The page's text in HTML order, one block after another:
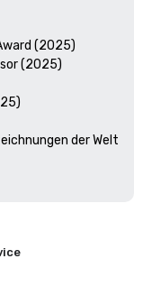
(2025)
(2025)
der Welt